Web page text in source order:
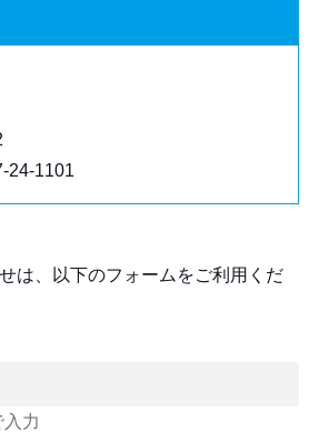
24-1101
は、以下のフォームをご利用くだ
力